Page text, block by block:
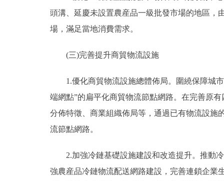
頭溝、延慶未設置農産品一級批發市場的地區，
場，滿足當地消費需求。
(三)完善提升商貿物流設施
1.優化商貿物流設施總體佈局。圍繞保障城市
端網點”的扁平化商貿物流節點網路。在完善原
分佈特徵、商業組織佈局等，通過已有物流設施
流節點網路。
2.加強冷鏈基礎設施建設和改造提升。推動冷
強農産品冷鏈物流配送網路建設，完善連鎖企業